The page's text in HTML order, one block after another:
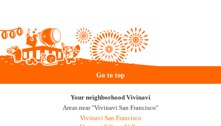
Go to top
Your neighborhood Vivinavi
Areas near "Vivinavi San Francisco"
Vivinavi San Francisco